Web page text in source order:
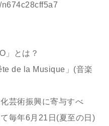
」とは？
de la Musique」(音楽
芸術振興に寄与すべ
毎年6月21日(夏至の日)